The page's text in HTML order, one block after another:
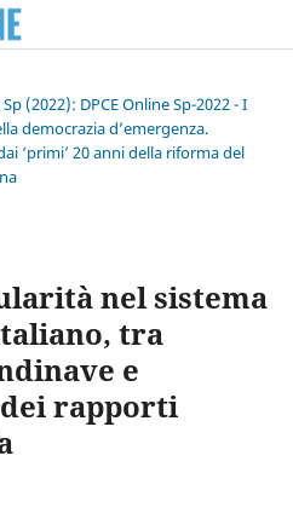
(2022): DPCE Online Sp-2022 - I
democrazia d’emergenza.
‘primi’ 20 anni della riforma del
nel sistema
tra
e
rapporti